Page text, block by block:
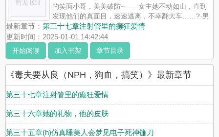
的笑面小哥，美美破防~——女主她不动如山，直到
发现他们的真面目，速速逃离，不幸翻大车……?·男
主男配团基本全员「毒夫」，恶俗狗血强制爱，有血腥暴力三观不正
的情节，总体是搞笑癫文（？应该），嗯。·全员没什么道德三观和
节操，且脑回路异于常人。·女主非娇软人设，有两副面孔。·近未来
架空社会，私设多。·剧情肉大约七三or六四分。——1.有隐藏男主，
参考文案。2.自割腿肉，放飞自我，一周【1，21）更。
最新章节：第三十七章注射管里的癫狂爱情
更新时间：2025-01-01 14:42:44
开始阅读 加入书架 章节目录
《毒夫要从良（NPH，狗血，搞笑）》最新章节
第三十七章注射管里的癫狂爱情
第三十六章她的礼物，他的皮肤
第三十五章(h)仿真睡美人会梦见电子死神镰刀